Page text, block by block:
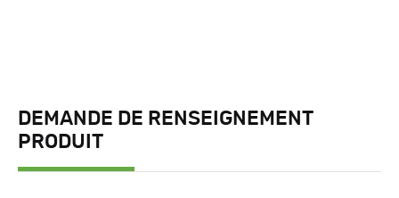
DEMANDE DE RENSEIGNEMENT
PRODUIT